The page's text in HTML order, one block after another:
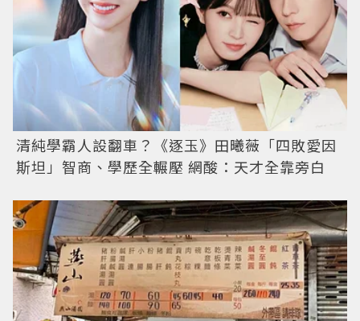
清純學霸人設翻車？《逐玉》田曦薇「四敗愛因
斯坦」智商、學歷全輾壓 網酸：天才全靠旁白